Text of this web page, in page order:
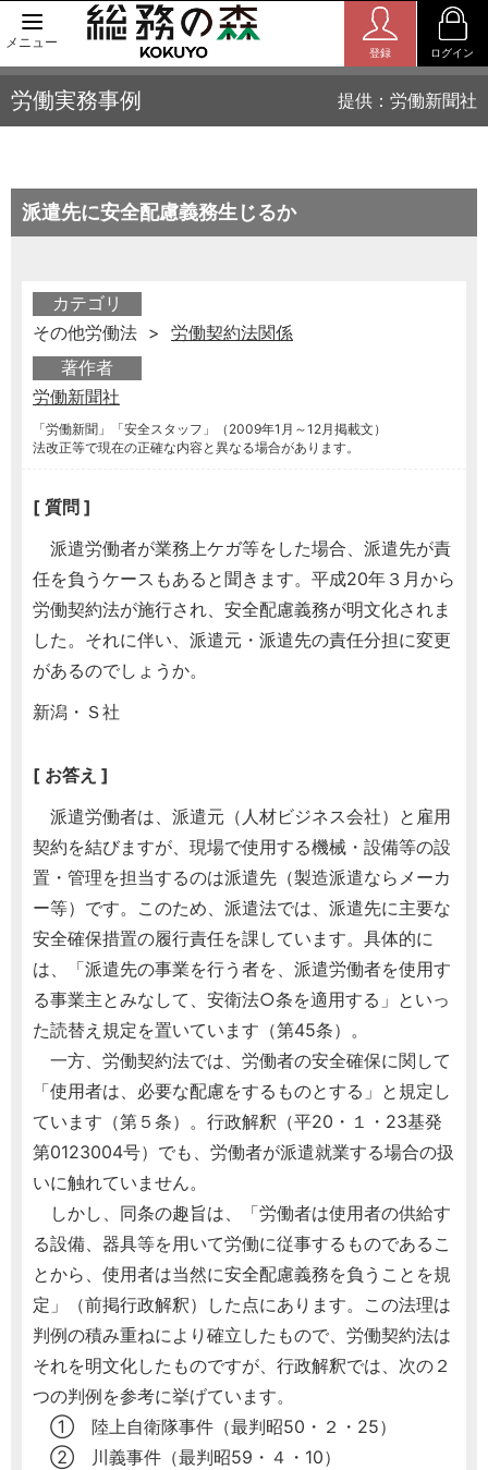
メニュー
登録 ログイン
労働実務事例 提供：労働新聞社
派遣先に安全配慮義務生じるか
カテゴリ
その他労働法 > 労働契約法関係
著作者
労働新聞社
「労働新聞」「安全スタッフ」（2009年1月～12月掲載文）
法改正等で現在の正確な内容と異なる場合があります。
[ 質問 ]
派遣労働者が業務上ケガ等をした場合、派遣先が責
任を負うケースもあると聞きます。平成20年３月から
労働契約法が施行され、安全配慮義務が明文化されま
した。それに伴い、派遣元・派遣先の責任分担に変更
があるのでしょうか。
新潟・Ｓ社
[ お答え ]
派遣労働者は、派遣元（人材ビジネス会社）と雇用
契約を結びますが、現場で使用する機械・設備等の設
置・管理を担当するのは派遣先（製造派遣ならメーカ
ー等）です。このため、派遣法では、派遣先に主要な
安全確保措置の履行責任を課しています。具体的に
は、「派遣先の事業を行う者を、派遣労働者を使用す
る事業主とみなして、安衛法○条を適用する」といっ
た読替え規定を置いています（第45条）。
一方、労働契約法では、労働者の安全確保に関して
「使用者は、必要な配慮をするものとする」と規定し
ています（第５条）。行政解釈（平20・１・23基発
第0123004号）でも、労働者が派遣就業する場合の扱
いに触れていません。
しかし、同条の趣旨は、「労働者は使用者の供給す
る設備、器具等を用いて労働に従事するものであるこ
とから、使用者は当然に安全配慮義務を負うことを規
定」（前掲行政解釈）した点にあります。この法理は
判例の積み重ねにより確立したもので、労働契約法は
それを明文化したものですが、行政解釈では、次の２
つの判例を参考に挙げています。
① 陸上自衛隊事件（最判昭50・２・25）
② 川義事件（最判昭59・４・10）